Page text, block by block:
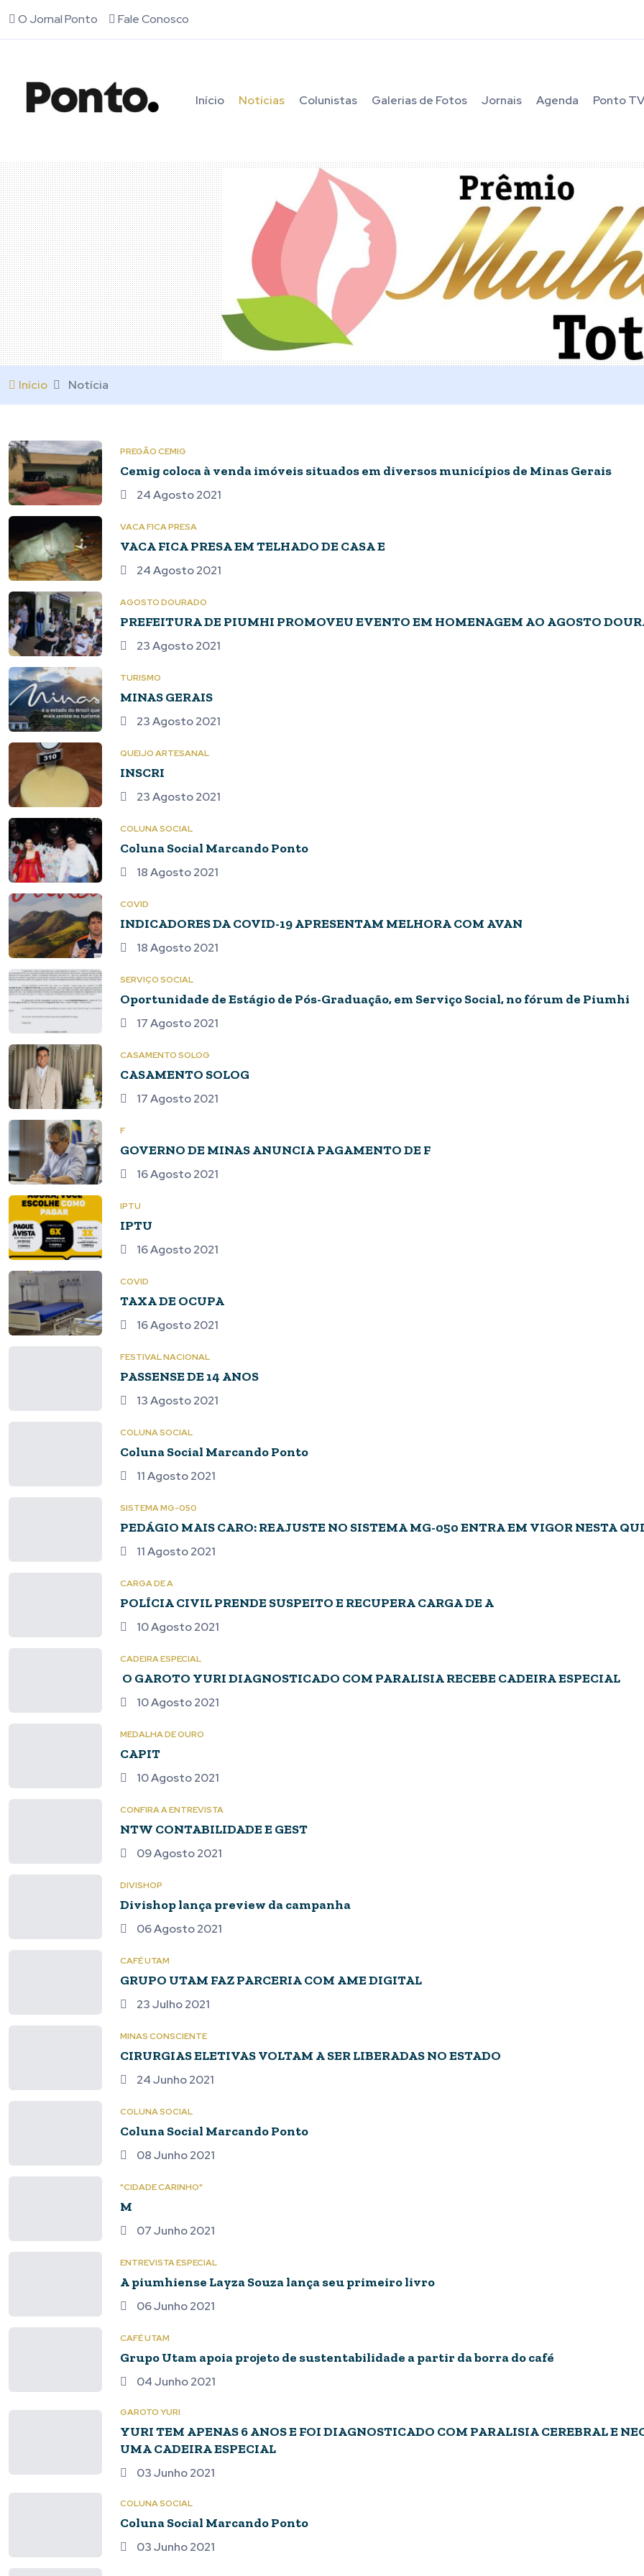
O Jornal Ponto Fale Conosco
Início Notícias Colunistas Galerias de Fotos Jornais Agenda Ponto TV
Início Notícia
PREGÃO CEMIG
Cemig coloca à venda imóveis situados em diversos municípios de Minas Gerais
24 Agosto 2021
VACA FICA PRESA
VACA FICA PRESA EM TELHADO DE CASA E
24 Agosto 2021
AGOSTO DOURADO
PREFEITURA DE PIUMHI PROMOVEU EVENTO EM HOMENAGEM AO AGOSTO
23 Agosto 2021
TURISMO
MINAS GERAIS
23 Agosto 2021
QUEIJO ARTESANAL
INSCRI
23 Agosto 2021
COLUNA SOCIAL
Coluna Social Marcando Ponto
18 Agosto 2021
COVID
INDICADORES DA COVID-19 APRESENTAM MELHORA COM AVAN
18 Agosto 2021
SERVIÇO SOCIAL
Oportunidade de Estágio de Pós-Graduação, em Serviço Social, no fórum de Piumhi
17 Agosto 2021
CASAMENTO SOLOG
CASAMENTO SOLOG
17 Agosto 2021
F
GOVERNO DE MINAS ANUNCIA PAGAMENTO DE F
16 Agosto 2021
IPTU
IPTU
16 Agosto 2021
COVID
TAXA DE OCUPA
16 Agosto 2021
FESTIVAL NACIONAL
PASSENSE DE 14 ANOS
13 Agosto 2021
COLUNA SOCIAL
Coluna Social Marcando Ponto
11 Agosto 2021
SISTEMA MG-050
PEDÁGIO MAIS CARO: REAJUSTE NO SISTEMA MG-050 ENTRA EM VIGOR NESTA
11 Agosto 2021
CARGA DE A
POLÍCIA CIVIL PRENDE SUSPEITO E RECUPERA CARGA DE A
10 Agosto 2021
CADEIRA ESPECIAL
O GAROTO YURI DIAGNOSTICADO COM PARALISIA RECEBE CADEIRA ESPECIAL
10 Agosto 2021
MEDALHA DE OURO
CAPIT
10 Agosto 2021
CONFIRA A ENTREVISTA
NTW CONTABILIDADE E GEST
09 Agosto 2021
DIVISHOP
Divishop lança preview da campanha
06 Agosto 2021
CAFÉ UTAM
GRUPO UTAM FAZ PARCERIA COM AME DIGITAL
23 Julho 2021
MINAS CONSCIENTE
CIRURGIAS ELETIVAS VOLTAM A SER LIBERADAS NO ESTADO
24 Junho 2021
COLUNA SOCIAL
Coluna Social Marcando Ponto
08 Junho 2021
"CIDADE CARINHO"
M
07 Junho 2021
ENTREVISTA ESPECIAL
A piumhiense Layza Souza lança seu primeiro livro
06 Junho 2021
CAFÉ UTAM
Grupo Utam apoia projeto de sustentabilidade a partir da borra do café
04 Junho 2021
GAROTO YURI
YURI TEM APENAS 6 ANOS E FOI DIAGNOSTICADO COM PARALISIA CEREBRAL E NECESSITA DE
UMA CADEIRA ESPECIAL
03 Junho 2021
COLUNA SOCIAL
Coluna Social Marcando Ponto
03 Junho 2021